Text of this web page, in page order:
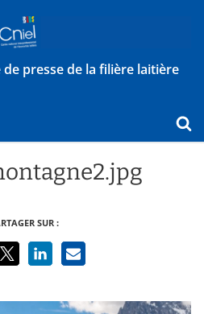
presse de la filière laitière
SUR :